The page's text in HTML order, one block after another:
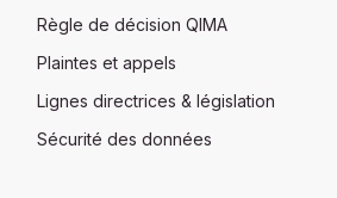
Règle de décision QIMA
Plaintes et appels
Lignes directrices & législation
Sécurité des données